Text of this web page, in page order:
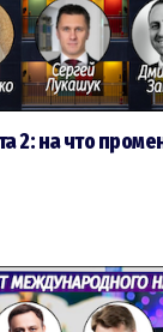
2: на что